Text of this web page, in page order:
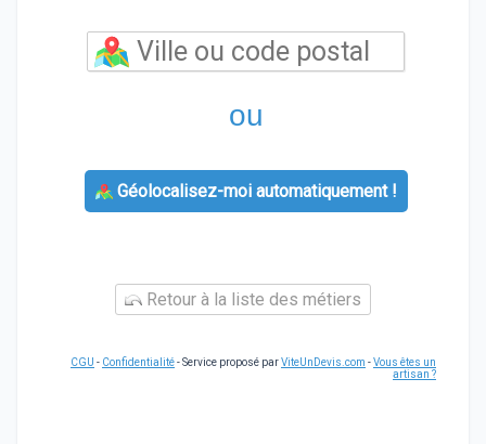
ou
Géolocalisez-moi automatiquement !
Retour à la liste des métiers
CGU - Confidentialité- Service proposé parViteUnDevis.com -Vous êtes un
artisan ?